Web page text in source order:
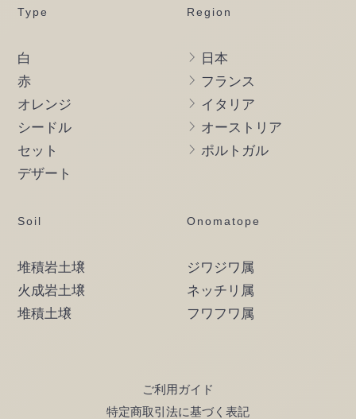
Type
白
赤
オレンジ
シードル
セット
デザート
Region
日本
フランス
イタリア
オーストリア
ポルトガル
Soil
堆積岩土壌
火成岩土壌
堆積土壌
Onomatope
ジワジワ属
ネッチリ属
フワフワ属
ご利用ガイド
特定商取引法に基づく表記